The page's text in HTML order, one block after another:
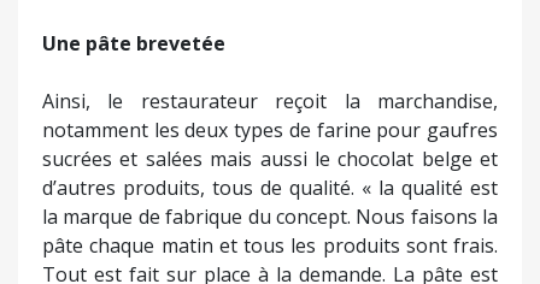
Une pâte brevetée
Ainsi, le restaurateur reçoit la marchandise,
notamment les deux types de farine pour gaufres
sucrées et salées mais aussi le chocolat belge et
d’autres produits, tous de qualité. « la qualité est
la marque de fabrique du concept. Nous faisons la
pâte chaque matin et tous les produits sont frais.
Tout est fait sur place à la demande. La pâte est